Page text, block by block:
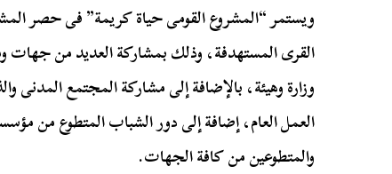
ويستمر “المشروع القومى حياة كريمة” فى حصر
العمل العام، إضافة إلى دور الشباب المتطوع من
والمتطوعين من كافة الجهات.